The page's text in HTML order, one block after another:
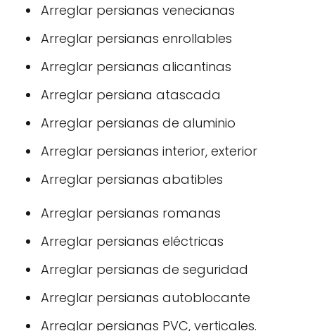
Arreglar persianas venecianas
Arreglar persianas enrollables
Arreglar persianas alicantinas
Arreglar persiana atascada
Arreglar persianas de aluminio
Arreglar persianas interior, exterior
Arreglar persianas abatibles
Arreglar persianas romanas
Arreglar persianas eléctricas
Arreglar persianas de seguridad
Arreglar persianas autoblocante
Arreglar persianas PVC, verticales.